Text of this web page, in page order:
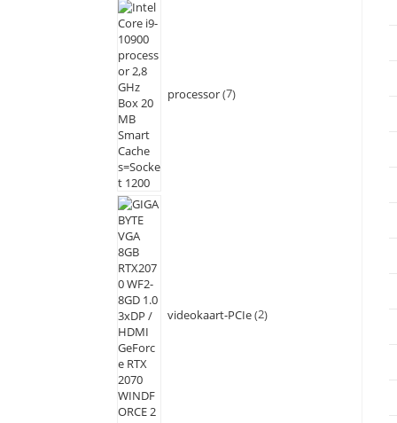
processor 7
videokaart-PCIe 2